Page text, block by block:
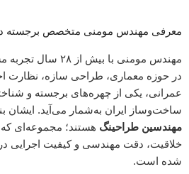
معرفی مهندس مومنی متخصص برجسته
مهندس مومنی با
در حوزه معماری، طراحی سازه، نظارت
عمرانی، یکی از چهره‌های برجسته و
ساخت‌وساز ایران به‌شمار می‌آید. ایشان
مهندسین طراحینگ هستند؛ مجموعه‌ای که
خلاقیت، دقت مهندسی و کیفیت اجرایی
شده است.